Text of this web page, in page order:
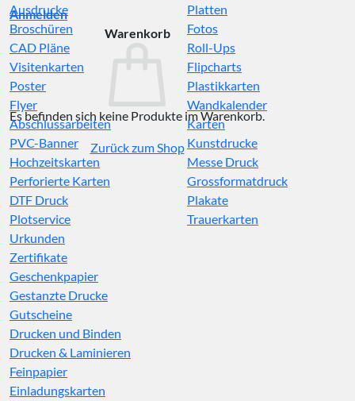
Anmelden
Warenkorb
Es befinden sich keine Produkte im Warenkorb.
Zurück zum Shop
Ausdrucke
Broschüren
CAD Pläne
Visitenkarten
Poster
Flyer
Abschlussarbeiten
PVC-Banner
Hochzeitskarten
Perforierte Karten
DTF Druck
Plotservice
Platten
Fotos
Roll-Ups
Flipcharts
Plastikkarten
Wandkalender
Karten
Kunstdrucke
Messe Druck
Grossformatdruck
Plakate
Trauerkarten
Urkunden
Zertifikate
Geschenkpapier
Gestanzte Drucke
Gutscheine
Drucken und Binden
Drucken & Laminieren
Feinpapier
Einladungskarten